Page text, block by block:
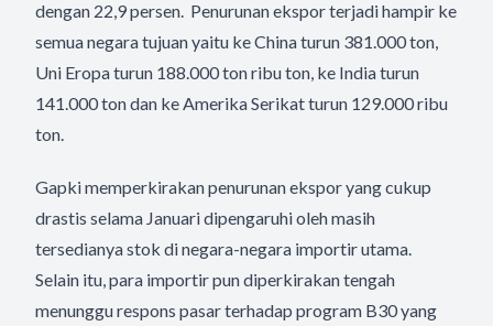
dengan 22,9 persen. Penurunan ekspor terjadi hampir ke
semua negara tujuan yaitu ke China turun 381.000 ton,
Uni Eropa turun 188.000 ton ribu ton, ke India turun
141.000 ton dan ke Amerika Serikat turun 129.000 ribu
ton.
Gapki memperkirakan penurunan ekspor yang cukup
drastis selama Januari dipengaruhi oleh masih
tersedianya stok di negara-negara importir utama.
Selain itu, para importir pun diperkirakan tengah
menunggu respons pasar terhadap program B30 yang